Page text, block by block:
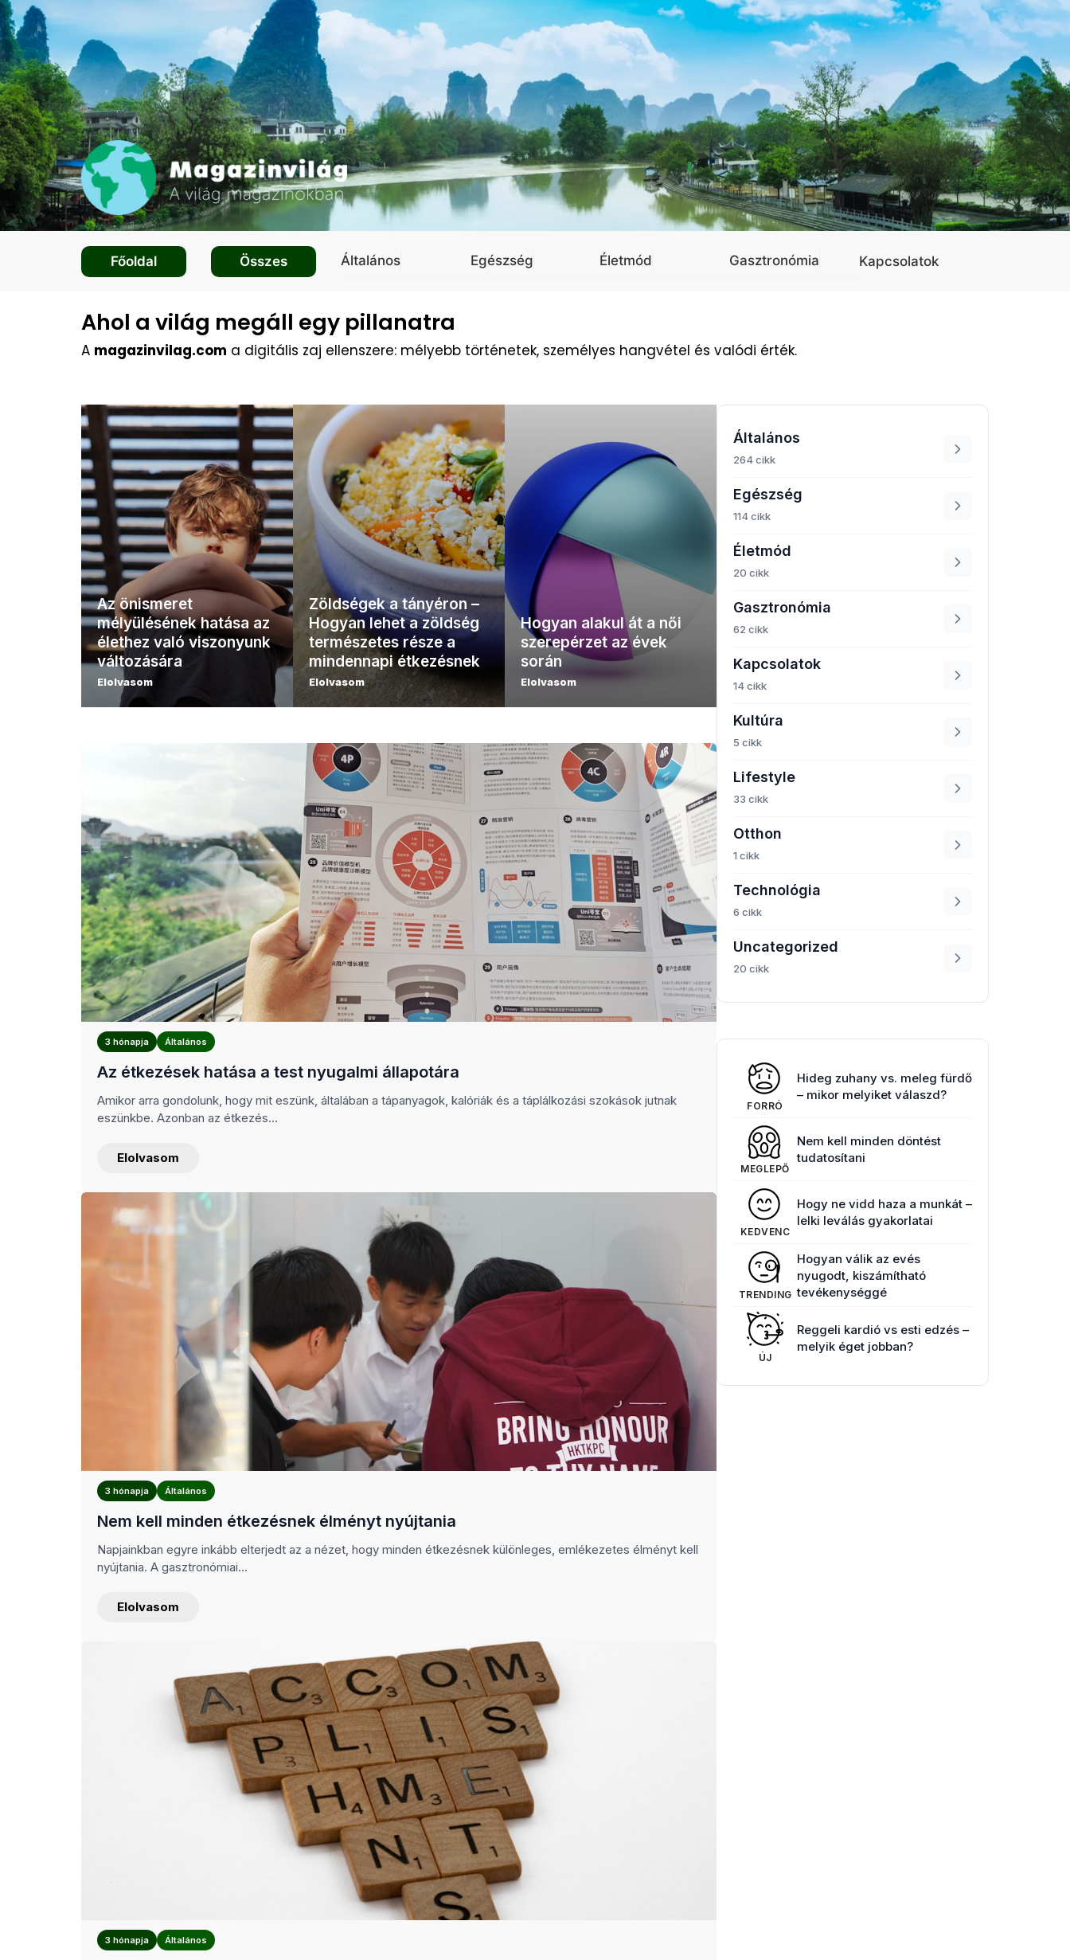
Főoldal Összes Általános Egészség Életmód Gasztronómia Kapcsolatok
Ahol a világ megáll egy pillanatra
A magazinvilag.com a digitális zaj ellenszere: mélyebb történetek, személyes hangvétel és valódi érték.
Az önismeret
mélyülésének hatása az
élethez való viszonyunk
változására
Elolvasom
Zöldségek a tányéron –
Hogyan lehet a zöldség
természetes része a
mindennapi étkezésnek
Elolvasom
Hogyan alakul át a női
szerepérzet az évek
során
Elolvasom
3 hónapja Általános
Az étkezések hatása a test nyugalmi állapotára
Amikor arra gondolunk, hogy mit eszünk, általában a tápanyagok, kalóriák és a táplálkozási szokások jutnak
eszünkbe. Azonban az étkezés...
Elolvasom
3 hónapja Általános
Nem kell minden étkezésnek élményt nyújtania
Napjainkban egyre inkább elterjedt az a nézet, hogy minden étkezésnek különleges, emlékezetes élményt kell
nyújtania. A gasztronómiai...
Elolvasom
3 hónapja Általános
Általános
264 cikk
Egészség
114 cikk
Életmód
20 cikk
Gasztronómia
62 cikk
Kapcsolatok
14 cikk
Kultúra
5 cikk
Lifestyle
33 cikk
Otthon
1 cikk
Technológia
6 cikk
Uncategorized
20 cikk
FORRÓ
Hideg zuhany vs. meleg fürdő
– mikor melyiket válaszd?
MEGLEPŐ
Nem kell minden döntést
tudatosítani
KEDVENC
Hogy ne vidd haza a munkát –
lelki leválás gyakorlatai
TRENDING
Hogyan válik az evés
nyugodt, kiszámítható
tevékenységgé
ÚJ
Reggeli kardió vs esti edzés –
melyik éget jobban?